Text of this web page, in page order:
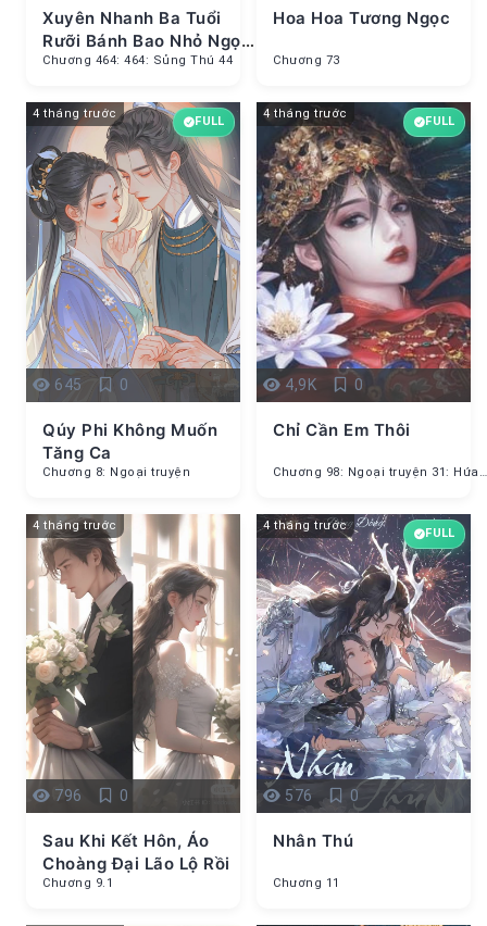
Xuyên Nhanh Ba Tuổi
Rưỡi Bánh Bao Nhỏ Ngọt
Ngào Lại Mềm Mại
Chương 464: 464: Sủng Thú 44
Hoa Hoa Tương Ngọc
Chương 73
4 tháng trước
645 0
FULL
Qúy Phi Không Muốn
Tăng Ca
Chương 8: Ngoại truyện
4 tháng trước
4,9K 0
FULL
Chỉ Cần Em Thôi
4 tháng trước
796 0
Sau Khi Kết Hôn, Áo
Choàng Đại Lão Lộ Rồi
Chương 9.1
4 tháng trước
576 0
FULL
Nhân Thú
Chương 11